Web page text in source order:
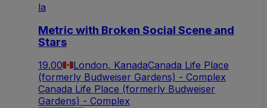
la
Metric with Broken Social Scene and
Stars
19.00 London, KanadaCanada Life Place
(formerly Budweiser Gardens) - Complex
Canada Life Place (formerly Budweiser
Gardens) - Complex